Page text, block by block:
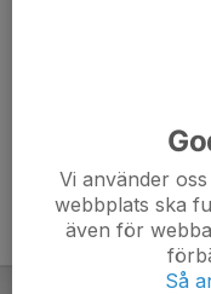
Vi använder
webbplats ska
även för
Så